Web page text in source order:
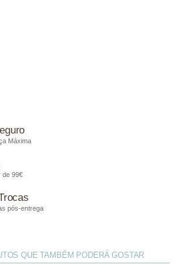
Máxima
de 99€
pós-entrega
QUE TAMBÉM PODERÁ GOSTAR